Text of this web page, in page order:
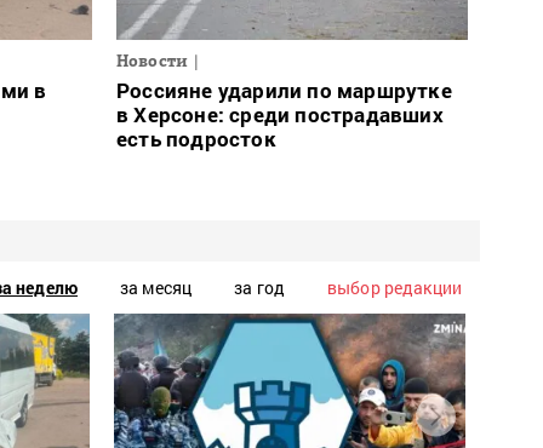
в
Новости
Россияне ударили по маршрутке
в Херсоне: среди пострадавших
есть подросток
неделю за месяц за год выбор редакции